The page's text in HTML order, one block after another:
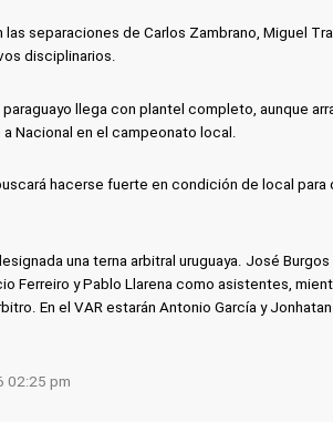
las separaciones de Carlos Zambrano, Miguel
disciplinarios.
llega con plantel completo, aunque
Nacional en el campeonato local.
hacerse fuerte en condición de local para
una terna arbitral uruguaya. José
Ferreiro y Pablo Llarena como asistentes,
En el VAR estarán Antonio García y
02:25 pm